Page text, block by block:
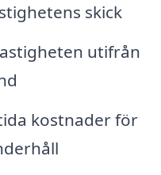
skick
utifrån
kostnader för